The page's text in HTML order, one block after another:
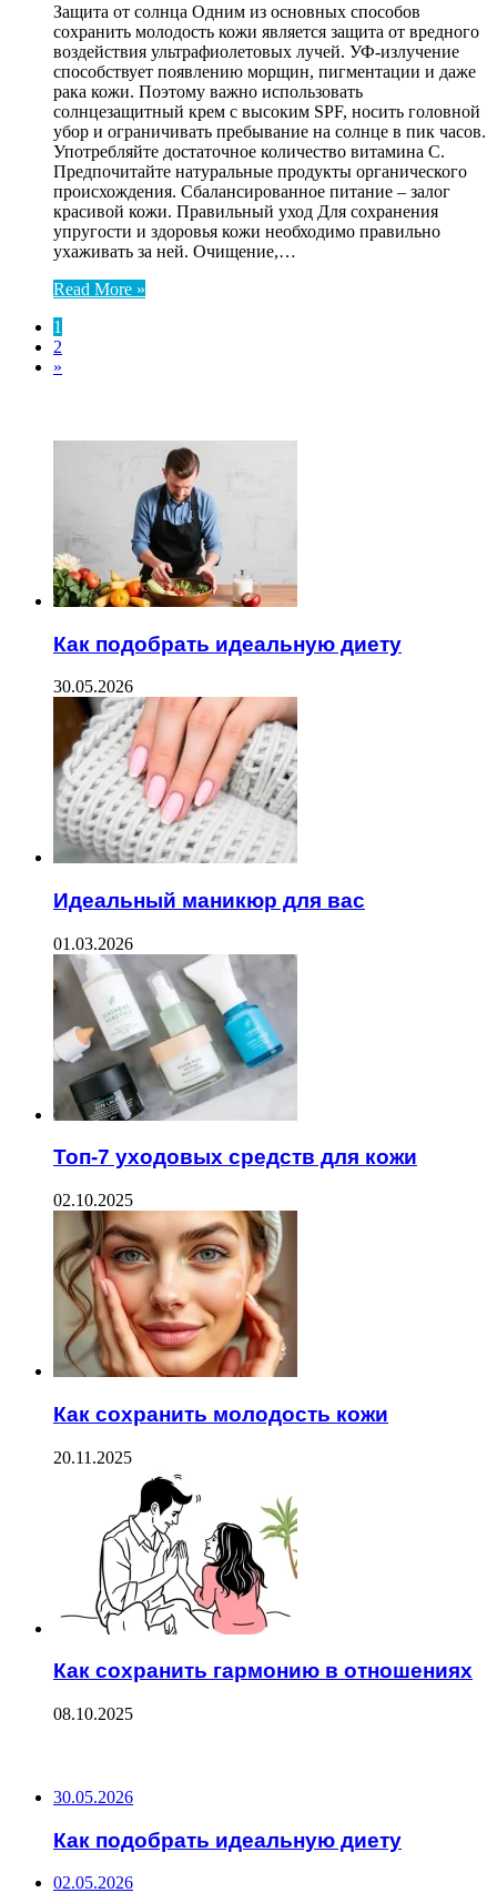
Защита от солнца Одним из основных способов
сохранить молодость кожи является защита от вредного
воздействия ультрафиолетовых лучей. УФ-излучение
способствует появлению морщин, пигментации и даже
рака кожи. Поэтому важно использовать
солнцезащитный крем с высоким SPF, носить головной
убор и ограничивать пребывание на солнце в пик часов.
Употребляйте достаточное количество витамина С.
Предпочитайте натуральные продукты органического
происхождения. Сбалансированное питание – залог
красивой кожи. Правильный уход Для сохранения
упругости и здоровья кожи необходимо правильно
ухаживать за ней. Очищение,…
Read More »
1
2
»
Как подобрать идеальную диету
30.05.2026
Идеальный маникюр для вас
01.03.2026
Топ-7 уходовых средств для кожи
02.10.2025
Как сохранить молодость кожи
20.11.2025
Как сохранить гармонию в отношениях
08.10.2025
30.05.2026
Как подобрать идеальную диету
02.05.2026